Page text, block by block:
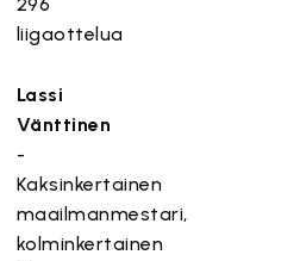
liigaottelua
Lassi
Vänttinen
-
Kaksinkertainen
maailmanmestari,
kolminkertainen